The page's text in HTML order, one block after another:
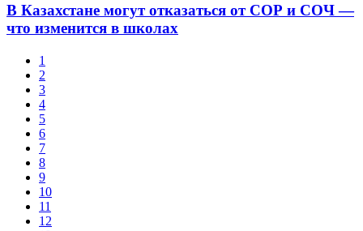
В Казахстане могут отказаться от СОР и СОЧ —
что изменится в школах
1
2
3
4
5
6
7
8
9
10
11
12